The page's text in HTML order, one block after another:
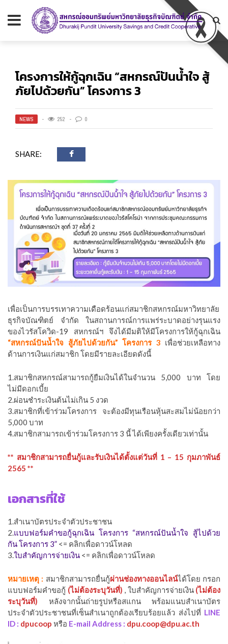
โครงการให้กู้ฉุกเฉิน “สหกรณ์ปันน้ำใจ สู้
ภัยไปด้วยกัน” โครงการ 3
NEWS 252 0
SHARE:
เพื่อเป็นการบรรเทาความเดือดร้อนแก่สมาชิกสหกรณ์มหาวิทยาลัย
ธุรกิจบัณฑิตย์ จำกัด ในสถานการณ์การแพร่ระบาดอย่างรุนแรง
ของไวรัสโควิด-19 สหกรณ์ฯ จึงได้มีมติให้มีโครงการให้กู้ฉุกเฉิน
“สหกรณ์ปันน้ำใจ สู้ภัยไปด้วยกัน” โครงการ 3 เพื่อช่วยเหลือทาง
ด้านการเงินแก่สมาชิก โดยมีรายละเอียดดังนี้
1.สมาชิกสหกรณ์สามารถกู้ยืมเงินได้ในจำนวน 5,000 บาท โดย
ไม่มีดอกเบี้ย
2.ผ่อนชำระเงินต้นไม่เกิน 5 งวด
3.สมาชิกที่เข้าร่วมโครงการ จะต้องมีทุนเรือนหุ้นสะสมไม่น้อยกว่า
5,000 บาท
4.สมาชิกสามารถเข้าร่วมโครงการ 3 นี้ ได้เพียงครั้งเดียวเท่านั้น
** สมาชิกสามารถยื่นกู้และรับเงินได้ตั้งแต่วันที่ 1 – 15 กุมภาพันธ์
2565 **
เอกสารที่ใช้
1.สำเนาบัตรประจำตัวประชาชน
2.แบบฟอร์มคำขอกู้ฉุกเฉิน โครงการ “สหกรณ์ปันน้ำใจ สู้ไปด้วย
กัน โครงการ 3” <= คลิกเพื่อดาวน์โหลด
3.ใบสำคัญการจ่ายเงิน <= คลิกเพื่อดาวน์โหลด
หมายเหตุ : สมาชิกสามารถยื่นกู้ผ่านช่องทางออนไลน์ได้โดย กรอก
แบบฟอร์มคำขอกู้ (ไม่ต้องระบุวันที่) , ใบสำคัญการจ่ายเงิน (ไม่ต้อง
ระบุวันที่)
หลังจากนั้นถ่ายรูปหรือสแกน พร้อมแนบสำเนาบัตร
ประจำตัวประชาชนที่เซ็นสำเนาถูกต้องเรียบร้อยแล้ว ส่งไปที่ LINE
ID : dpucoop หรือ E-mail Address : dpu.coop@dpu.ac.th